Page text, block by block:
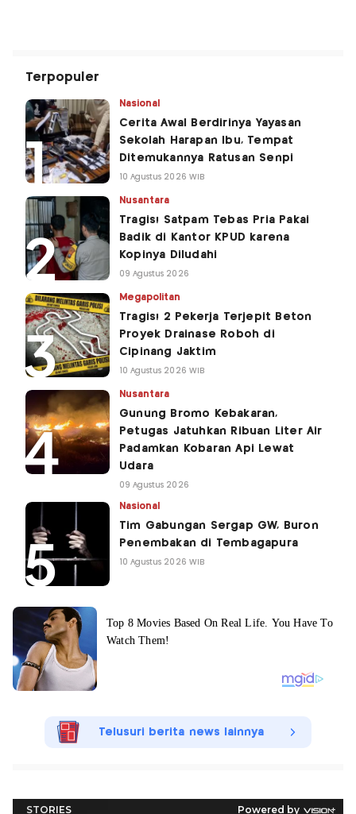
Terpopuler
Nasional
Cerita Awal Berdirinya Yayasan
Sekolah Harapan Ibu, Tempat
Ditemukannya Ratusan Senpi
10 Agustus 2026 WIB
Nusantara
Tragis! Satpam Tebas Pria Pakai
Badik di Kantor KPUD karena
Kopinya Diludahi
09 Agustus 2026
Megapolitan
Tragis! 2 Pekerja Terjepit Beton
Proyek Drainase Roboh di
Cipinang Jaktim
10 Agustus 2026 WIB
Nusantara
Gunung Bromo Kebakaran,
Petugas Jatuhkan Ribuan Liter Air
Padamkan Kobaran Api Lewat
Udara
09 Agustus 2026
Nasional
Tim Gabungan Sergap GW, Buron
Penembakan di Tembagapura
10 Agustus 2026 WIB
Telusuri berita news lainnya